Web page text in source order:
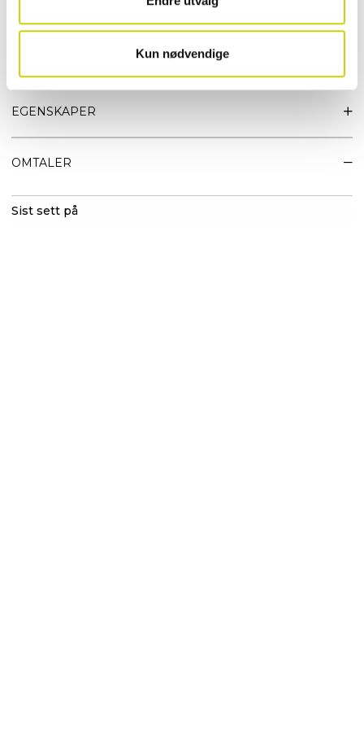
Kun nødvendige
når den er full.
En klassisk og allsidig totebag som løfter antrekket og gir deg både stil og
EGENSKAPER
OMTALER
Sist sett på